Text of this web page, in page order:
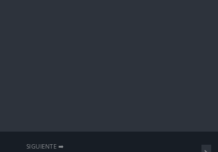
SIGUIENTE ➡️